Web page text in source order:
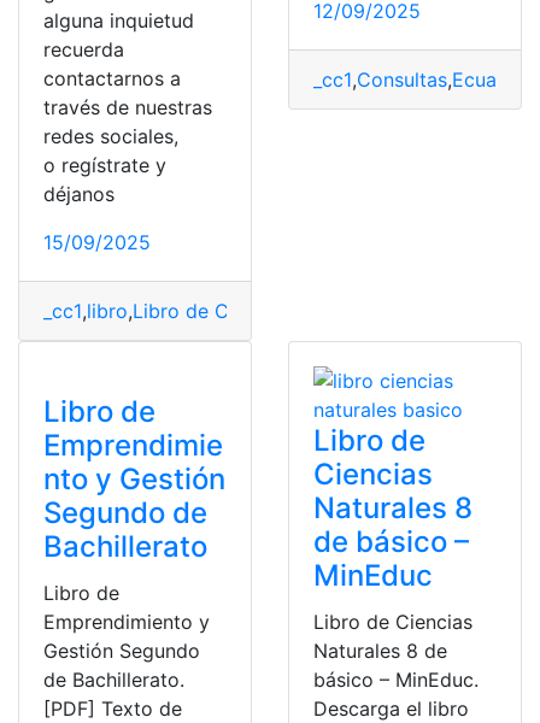
alguna inquietud
recuerda
contactarnos a
través de nuestras
redes sociales,
o regístrate y
déjanos
15/09/2025
_cc1,libro,Libro de Ciencias Naturales
12/09/2025
_cc1,Consultas,Ecuador
Libro de
Emprendimie
nto y Gestión
Segundo de
Bachillerato
Libro de
Emprendimiento y
Gestión Segundo
de Bachillerato.
[PDF] Texto de
Libro de
Ciencias
Naturales 8
de básico –
MinEduc
Libro de Ciencias
Naturales 8 de
básico – MinEduc.
Descarga el libro